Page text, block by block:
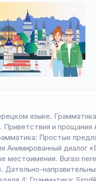
языке.
и прощания
Простые
Анимированный диалог
Burası
Дательно-